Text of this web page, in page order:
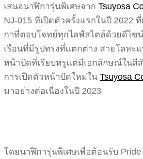
เสนอนาฬิการุ่นพิเศษจาก Tsuyosa
NJ-015 ที่เปิดตัวครั้งแรกในปี 2022
กาที่ตอบโจทย์ทุกไลฟ์สไตล์ด้วยดีไซ
เรือนที่มีรูปทรงที่แตกต่าง สายโลหะ
หน้าปัดที่เรียบหรูแต่มีเอกลักษณ์ในสี
การเปิดตัวหน้าปัดใหม่ใน Tsuyosa
มาอย่างต่อเนื่องในปี 2023
โดยนาฬิการุ่นพิเศษเพื่อต้อนรับ